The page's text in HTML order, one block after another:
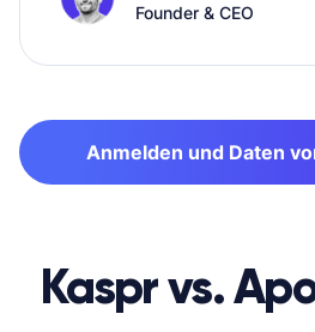
Founder & CEO
Anmelden und Daten
Kaspr vs.